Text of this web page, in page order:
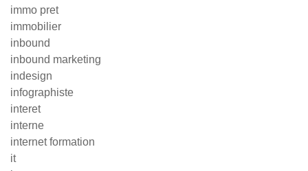
immo pret
immobilier
inbound
inbound marketing
indesign
infographiste
interet
interne
internet formation
it